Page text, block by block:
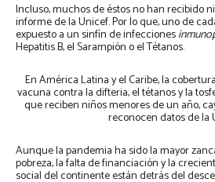
Incluso, muchos de éstos no han recibido
informe de la Unicef. Por lo que, uno de
expuesto a un sinfín de infecciones
Hepatitis B, el Sarampión o el Tétanos.
En América Latina y el Caribe, la
vacuna contra la difteria, el tétanos y la
que reciben niños menores de un año,
reconocen datos de la
Aunque la pandemia ha sido la mayor
pobreza, la falta de financiación y la
social del continente están detrás del